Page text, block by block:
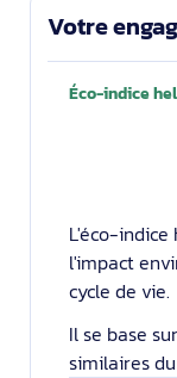
Votre
Éco-indice
L'éco-indice
l'impact
cycle de vie.
Il se base
similaires